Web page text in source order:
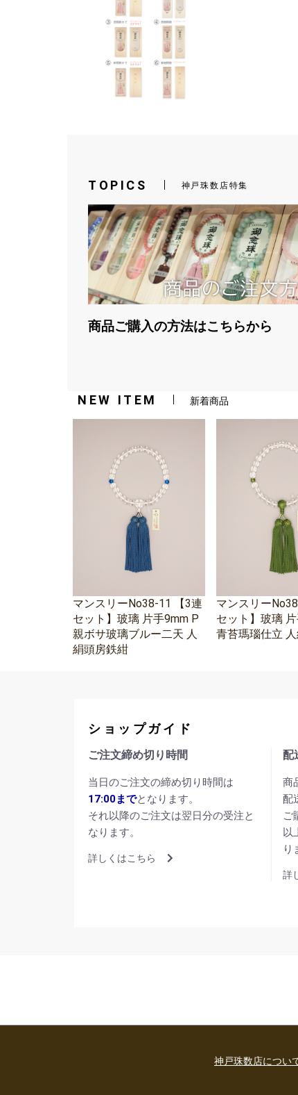
TOPICS 神戸珠数店特集
商品ご購入の方法はこちらから
NEW ITEM 新着商品
マンスリーNo38-11 【3連
セット】玻璃 片手9mm P
親ボサ玻璃ブルー二天 人
絹頭房鉄紺
マンスリー
セット】玻璃
青苔瑪瑙仕立
ショップガイド
ご注文締め切り時間
当日のご注文の締め切り時間は
17:00までとなります。
それ以降のご注文は翌日分の受注と
なります。
詳しくはこちら
配
商
配
ご
以
り
詳
神戸珠数店につい